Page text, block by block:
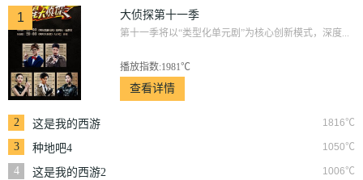
1 大侦探第十一季
第十一季将以“类型化单元剧”为核心创新模式，深度...
播放指数:1981℃
查看详情
2 1816℃
这是我的西游
3
1050℃
种地吧4
4
1006℃
这是我的西游2